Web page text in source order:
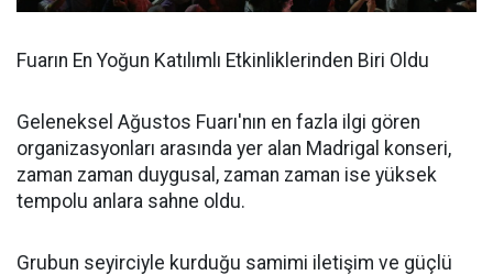
Fuarın En Yoğun Katılımlı Etkinliklerinden Biri Oldu
Geleneksel Ağustos Fuarı'nın en fazla ilgi gören
organizasyonları arasında yer alan Madrigal konseri,
zaman zaman duygusal, zaman zaman ise yüksek
tempolu anlara sahne oldu.
Grubun seyirciyle kurduğu samimi iletişim ve güçlü